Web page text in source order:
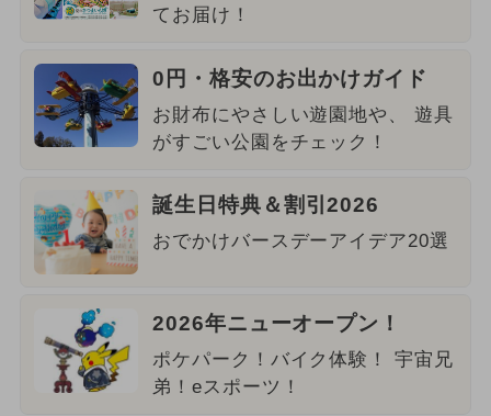
てお届け！
0円・格安のお出かけガイド
お財布にやさしい遊園地や、 遊具
がすごい公園をチェック！
誕生日特典＆割引2026
おでかけバースデーアイデア20選
2026年ニューオープン！
ポケパーク！バイク体験！ 宇宙兄
弟！eスポーツ！